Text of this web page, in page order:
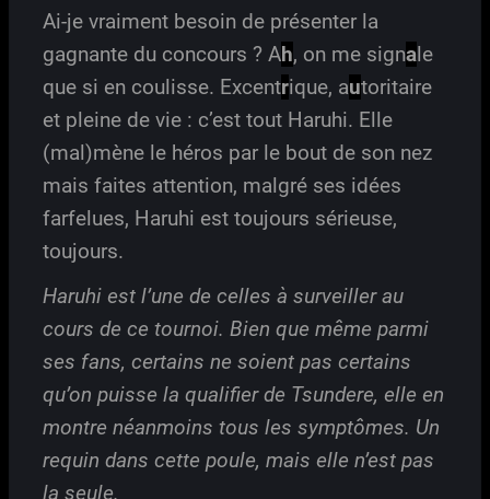
Ai-je vraiment besoin de présenter la
gagnante du concours ? Ah, on me signale
que si en coulisse. Excentrique, autoritaire
et pleine de vie : c’est tout Haruhi. Elle
(mal)mène le héros par le bout de son nez
mais faites attention, malgré ses idées
farfelues, Haruhi est toujours sérieuse,
toujours.
Haruhi est l’une de celles à surveiller au
cours de ce tournoi. Bien que même parmi
ses fans, certains ne soient pas certains
qu’on puisse la qualifier de Tsundere, elle en
montre néanmoins tous les symptômes. Un
requin dans cette poule, mais elle n’est pas
la seule.